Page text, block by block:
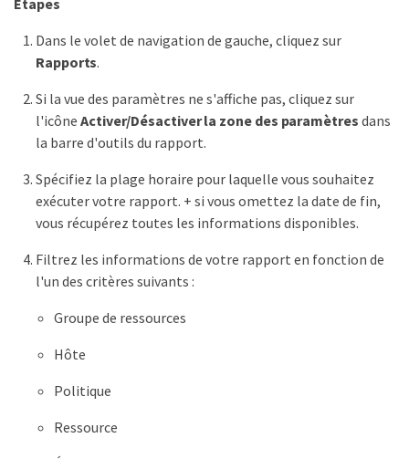
Dans le volet de navigation de gauche, cliquez sur
Rapports.
Si la vue des paramètres ne s'affiche pas, cliquez sur
l'icône Activer/Désactiver la zone des paramètres dans
la barre d'outils du rapport.
Spécifiez la plage horaire pour laquelle vous souhaitez
exécuter votre rapport. + si vous omettez la date de fin,
vous récupérez toutes les informations disponibles.
Filtrez les informations de votre rapport en fonction de
l'un des critères suivants :
Groupe de ressources
Hôte
Politique
Ressource